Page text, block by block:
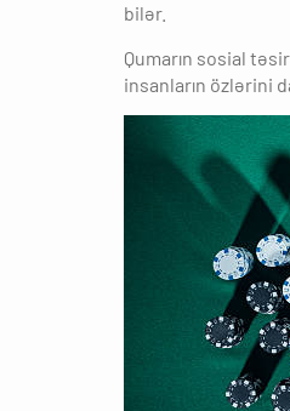
bilər.
Qumarın sosial
insanların özlərini